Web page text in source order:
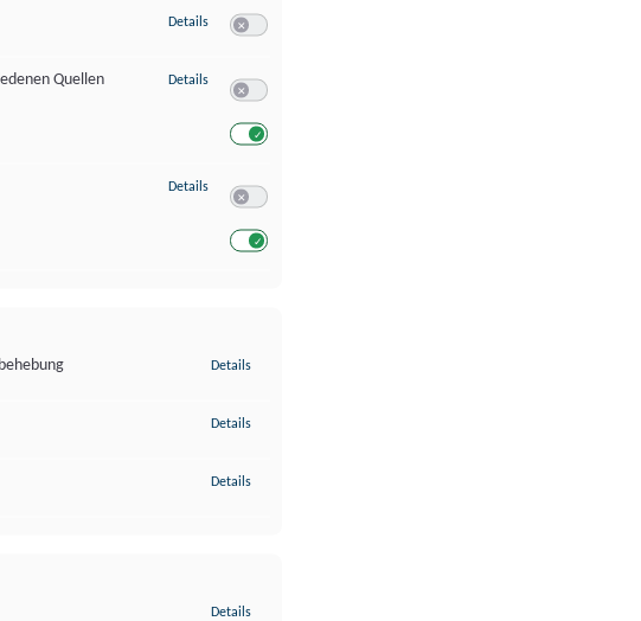
Details zu Messung der Performance von Inhalten
Quellen
Details zu Analyse von Zielgruppen durch Statistiken oder Kombinationen von
Details zu Entwicklung und Verbesserung der Angebote
Details
Details
Details
Details